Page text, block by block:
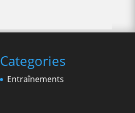
Categories
Entraînements